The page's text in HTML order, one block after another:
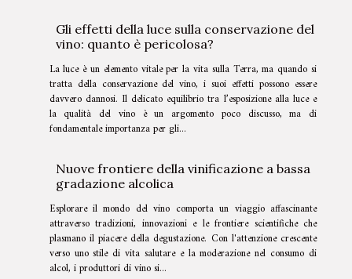
Gli effetti della luce sulla conservazione del
vino: quanto è pericolosa?
La luce è un elemento vitale per la vita sulla Terra, ma quando si
tratta della conservazione del vino, i suoi effetti possono essere
davvero dannosi. Il delicato equilibrio tra l’esposizione alla luce e
la qualità del vino è un argomento poco discusso, ma di
fondamentale importanza per gli...
Nuove frontiere della vinificazione a bassa
gradazione alcolica
Esplorare il mondo del vino comporta un viaggio affascinante
attraverso tradizioni, innovazioni e le frontiere scientifiche che
plasmano il piacere della degustazione. Con l'attenzione crescente
verso uno stile di vita salutare e la moderazione nel consumo di
alcol, i produttori di vino si...